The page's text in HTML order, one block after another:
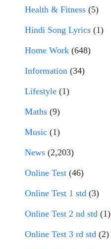
Health & Fitness (5)
Hindi Song Lyrics (1)
Home Work (648)
Information (34)
Lifestyle (1)
Maths (9)
Music (1)
News (2,203)
Online Test (46)
Online Test 1 std (3)
Online Test 2 nd std (1)
Online Test 3 rd std (2)